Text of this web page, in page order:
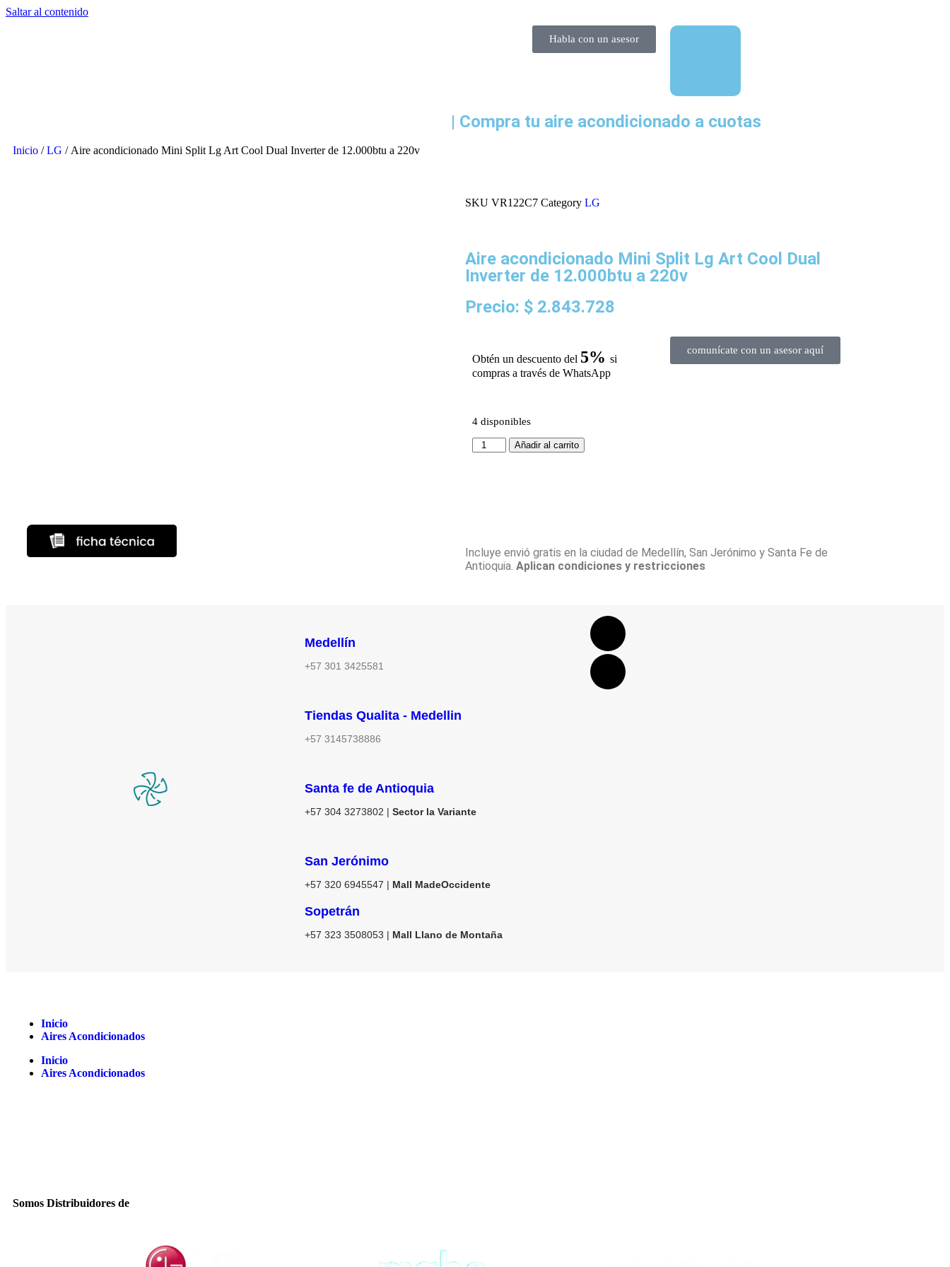
Saltar al contenido
Habla con un asesor
| Compra tu aire acondicionado a cuotas
Inicio /LG / Aire acondicionado Mini Split Lg Art Cool Dual Inverter de 12.000btu a 220v
SKU VR122C7 Category LG
Aire acondicionado Mini Split Lg Art Cool Dual
Inverter de 12.000btu a 220v
Precio: $ 2.843.728
Obtén un descuento del 5% si
compras a través de WhatsApp
comunícate con un asesor aquí
4 disponibles
Añadir al carrito
Incluye envió gratis en la ciudad de Medellín, San Jerónimo y Santa Fe de
Antioquia. Aplican condiciones y restricciones
Medellín
+57 301 3425581
Tiendas Qualita - Medellin
+57 3145738886
Santa fe de Antioquia
+57 304 3273802 |Sector la Variante
San Jerónimo
+57 320 6945547 | Mall MadeOccidente
Sopetrán
+57 323 3508053 | Mall Llano de Montaña
Inicio
Aires Acondicionados
Inicio
Aires Acondicionados
Somos Distribuidores de